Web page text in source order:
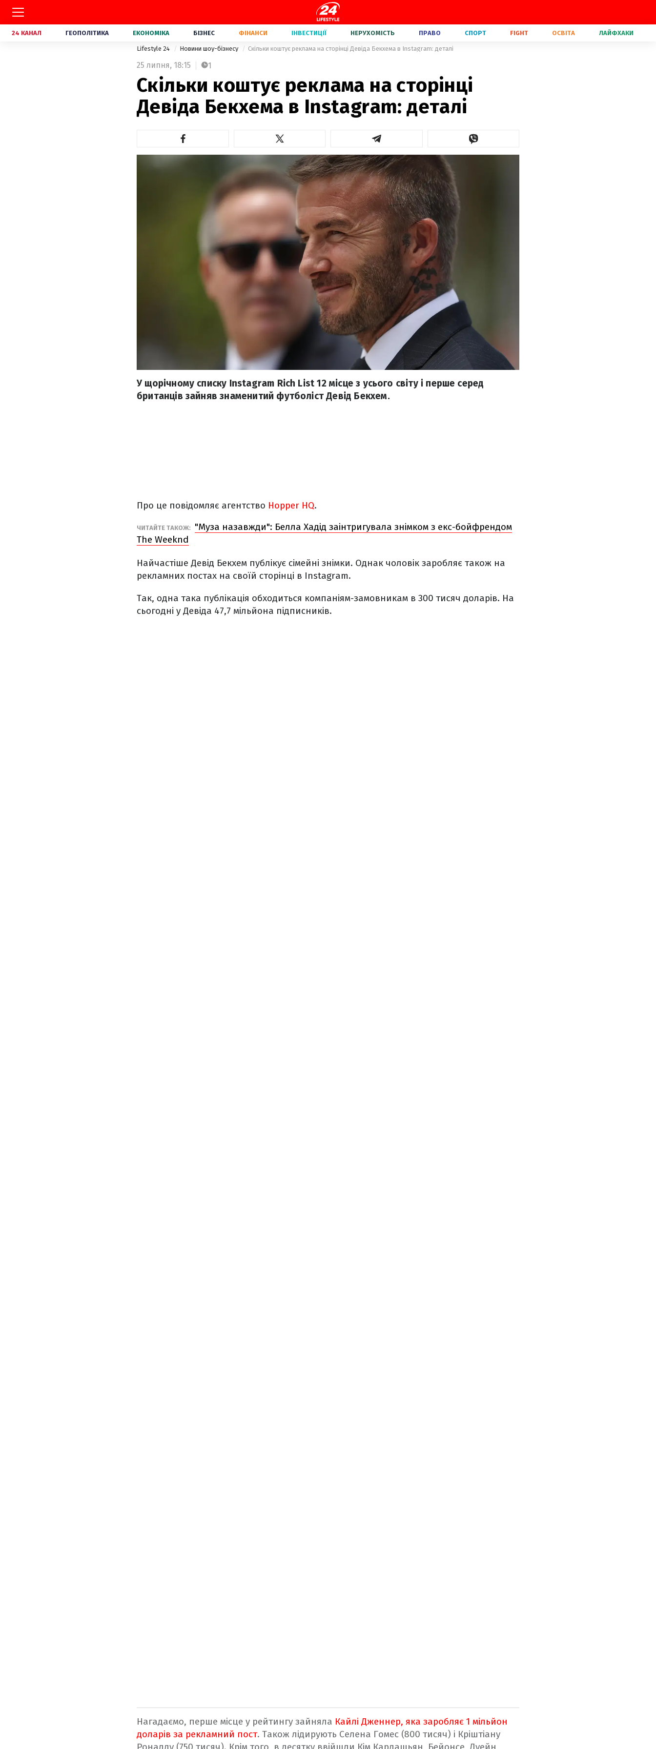
24 КАНАЛ ГЕОПОЛІТИКА ЕКОНОМІКА БІЗНЕС ФІНАНСИ ІНВЕСТИЦІЇ НЕРУХОМІСТЬ ПРАВО СПОРТ FIGHT ОСВІТА ЛАЙФХАКИ
Lifestyle 24 Новини шоу-бізнесу Cкільки коштує реклама на сторінці Девіда Бекхема в Instagram: деталі
25 липня, 18:15 1
Cкільки коштує реклама на сторінці
Девіда Бекхема в Instagram: деталі
У щорічному списку Instagram Rich List 12 місце з усього світу і перше серед
британців зайняв знаменитий футболіст Девід Бекхем.
Про це повідомляє агентство Hopper HQ.
ЧИТАЙТЕ ТАКОЖ:
"Муза назавжди": Белла Хадід заінтригувала знімком з екс-бойфрендом
The Weeknd
Найчастіше Девід Бекхем публікує сімейні знімки. Однак чоловік заробляє також на
рекламних постах на своїй сторінці в Instagram.
Так, одна така публікація обходиться компаніям-замовникам в 300 тисяч доларів. На
сьогодні у Девіда 47,7 мільйона підписників.
Нагадаємо, перше місце у рейтингу зайняла Кайлі Дженнер, яка заробляє 1 мільйон
доларів за рекламний пост. Також лідирують Селена Гомес (800 тисяч) і Кріштіану
Роналду (750 тисяч). Крім того, в десятку ввійшли Кім Кардашьян, Бейонсе, Дуейн